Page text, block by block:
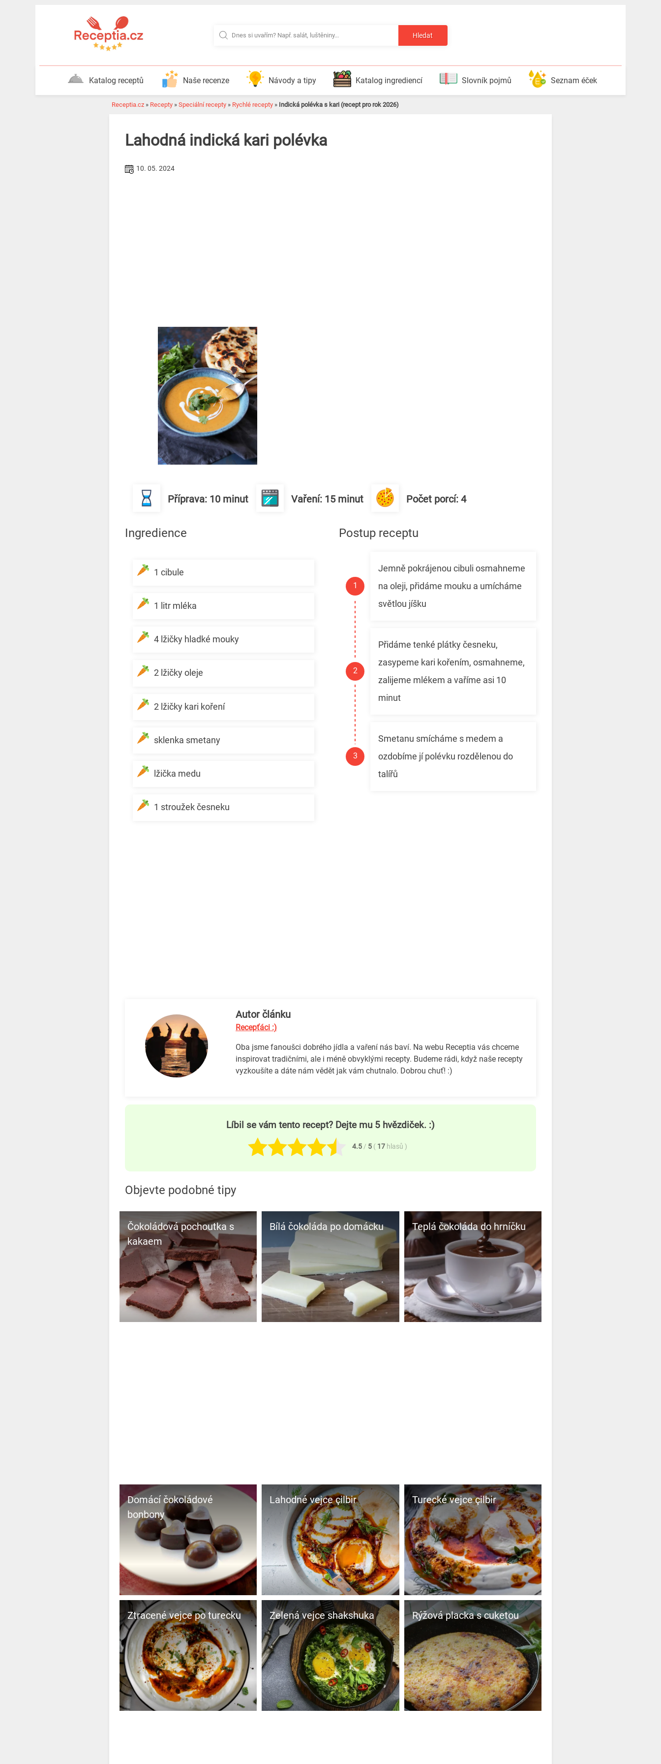
Hledat
Katalog receptů Naše recenze Návody a tipy Katalog ingrediencí Slovník pojmů Seznam éček
Receptia.cz » Recepty » Speciální recepty » Rychlé recepty » Indická polévka s kari (recept pro rok 2026)
Lahodná indická kari polévka
10. 05. 2024
Příprava: 10 minut Vaření: 15 minut Počet porcí: 4
Ingredience
1 cibule
1 litr mléka
4 lžičky hladké mouky
2 lžičky oleje
2 lžičky kari koření
sklenka smetany
lžička medu
1 stroužek česneku
Postup receptu
Jemně pokrájenou cibuli osmahneme
na oleji, přidáme mouku a umícháme
světlou jíšku
Přidáme tenké plátky česneku,
zasypeme kari kořením, osmahneme,
zalijeme mlékem a vaříme asi 10
minut
Smetanu smícháme s medem a
ozdobíme jí polévku rozdělenou do
talířů
Autor článku
Recepťáci :)
Oba jsme fanoušci dobrého jídla a vaření nás baví. Na webu Receptia vás chceme
inspirovat tradičními, ale i méně obvyklými recepty. Budeme rádi, když naše recepty
vyzkoušíte a dáte nám vědět jak vám chutnalo. Dobrou chuť! :)
Líbil se vám tento recept? Dejte mu 5 hvězdiček. :)
4.5/ 5 ( 17 hlasů )
Objevte podobné tipy
Čokoládová pochoutka s
kakaem
Bílá čokoláda po domácku Teplá čokoláda do hrníčku
Domácí čokoládové
bonbony
Lahodné vejce çilbir Turecké vejce çilbir
Ztracené vejce po turecku Zelená vejce shakshuka Rýžová placka s cuketou